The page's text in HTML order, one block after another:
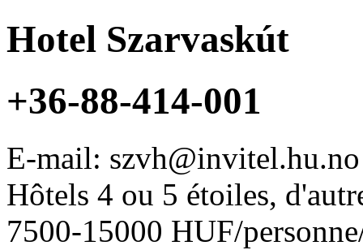
Hotel Szarvaskút
+36-88-414-001
E-mail: szvh@invitel.hu.no
Hôtels 4 ou 5 étoiles,
7500-15000 HUF/